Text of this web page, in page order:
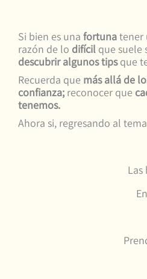
Si bien es una fortunatener
razón de lo difícil que suele
descubrir algunos tipsque
Recuerda que más allá de
confianza; reconocer que
tenemos.
Ahora si, regresando al